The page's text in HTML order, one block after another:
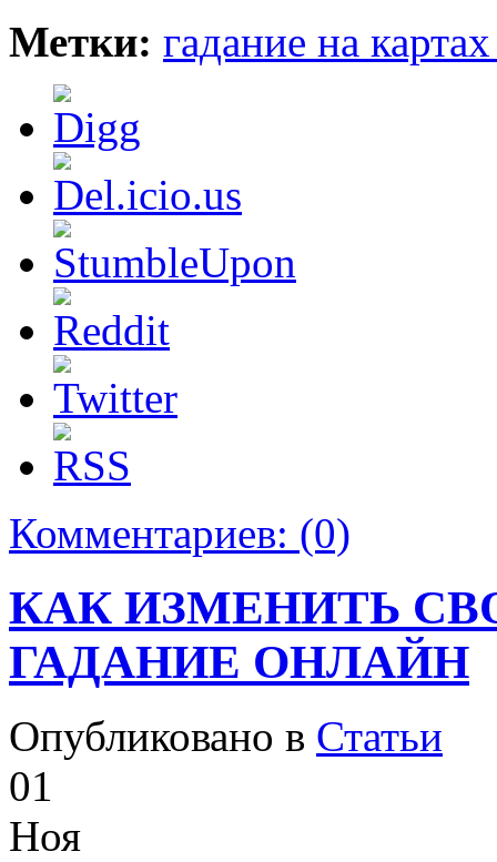
Метки: гадание на
Комментариев: (0)
КАК ИЗМЕНИТЬ
ГАДАНИЕ ОНЛАЙН
Опубликовано в Статьи
01
Ноя